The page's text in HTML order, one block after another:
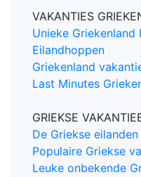
VAKANTIES
Unieke Griekenland
Eilandhoppen
Griekenland
Last Minutes
GRIEKSE
De Griekse eilanden
Populaire Griekse
Leuke onbekende